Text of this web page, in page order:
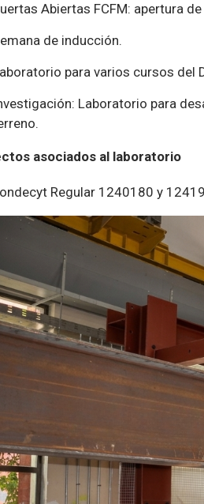
Abiertas FCFM: apertura
de inducción.
para varios cursos del
Laboratorio para
asociados al laboratorio
Regular 1240180 y